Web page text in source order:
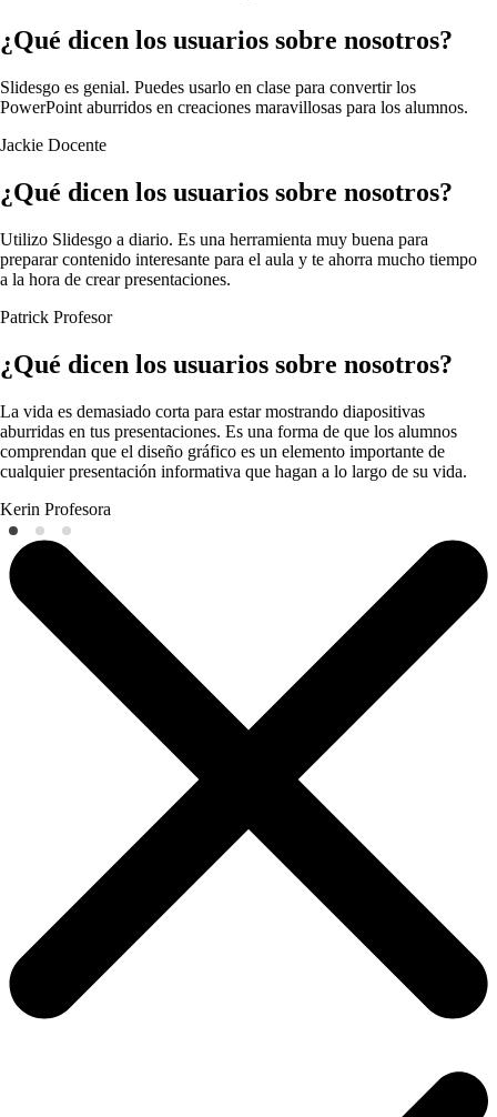
¿Qué dicen los usuarios sobre nosotros?
Slidesgo es genial. Puedes usarlo en clase para convertir los
PowerPoint aburridos en creaciones maravillosas para los alumnos.
Jackie Docente
¿Qué dicen los usuarios sobre nosotros?
Utilizo Slidesgo a diario. Es una herramienta muy buena para
preparar contenido interesante para el aula y te ahorra mucho tiempo
a la hora de crear presentaciones.
Patrick Profesor
¿Qué dicen los usuarios sobre nosotros?
La vida es demasiado corta para estar mostrando diapositivas
aburridas en tus presentaciones. Es una forma de que los alumnos
comprendan que el diseño gráfico es un elemento importante de
cualquier presentación informativa que hagan a lo largo de su vida.
Kerin Profesora